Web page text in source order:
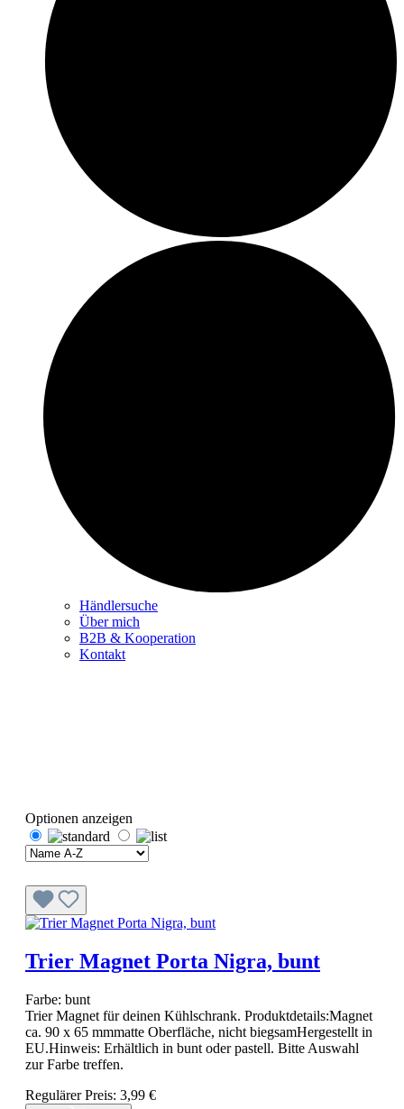
Händlersuche
Über mich
B2B & Kooperation
Kontakt
Optionen anzeigen
Trier Magnet Porta Nigra, bunt
Farbe: bunt
Trier Magnet für deinen Kühlschrank. Produktdetails:Magnet
ca. 90 x 65 mmmatte Oberfläche​, nicht biegsamHergestellt in
EU.Hinweis: Erhältlich in bunt oder pastell. Bitte Auswahl
zur Farbe treffen.
Regulärer Preis: 3,99 €